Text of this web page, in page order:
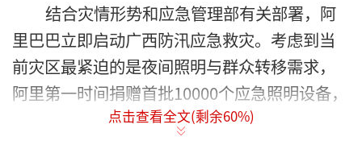
结合灾情形势和应急管理部有关部署，阿
里巴巴立即启动广西防汛应急救灾。考虑到当
前灾区最紧迫的是夜间照明与群众转移需求，
阿里第一时间捐赠首批10000个应急照明设备，
如充电灯、手电筒等物资正紧急调拨发出，预
点击查看全文(剩余60%)